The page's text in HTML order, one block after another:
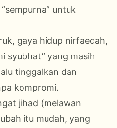
untuk
gaya hidup nirfaedah,
syubhat” yang masih
tinggalkan dan
kompromi.
jihad (melawan
itu mudah, yang